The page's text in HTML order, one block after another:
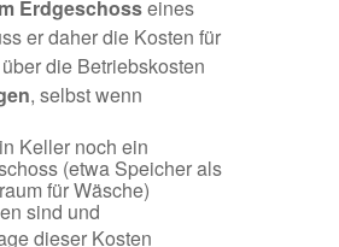
Erdgeschosseines
er daher die Kosten für
die Betriebskosten
, selbst wenn
Keller noch ein
(etwa Speicher als
für Wäsche)
sind und
dieser Kosten